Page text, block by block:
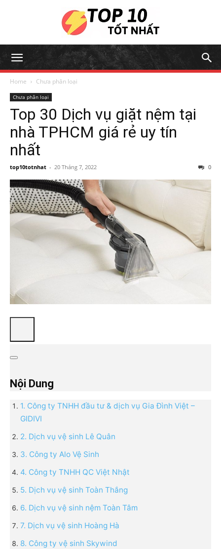
Home Chưa phân loại
Chưa phân loại
Top 30 Dịch vụ giặt nệm tại
nhà TPHCM giá rẻ uy tín
nhất
top10totnhat - 20 Tháng 7, 2022 0
Nội Dung
1. Công ty TNHH đầu tư & dịch vụ Gia Đình Việt –
GIDIVI
2. Dịch vụ vệ sinh Lê Quân
3. Công ty Alo Vệ Sinh
4. Công ty TNHH QC Việt Nhật
5. Dịch vụ vệ sinh Toàn Thắng
6. Dịch vụ vệ sinh nệm Toàn Tâm
7. Dịch vụ vệ sinh Hoàng Hà
8. Công ty vệ sinh Skywind